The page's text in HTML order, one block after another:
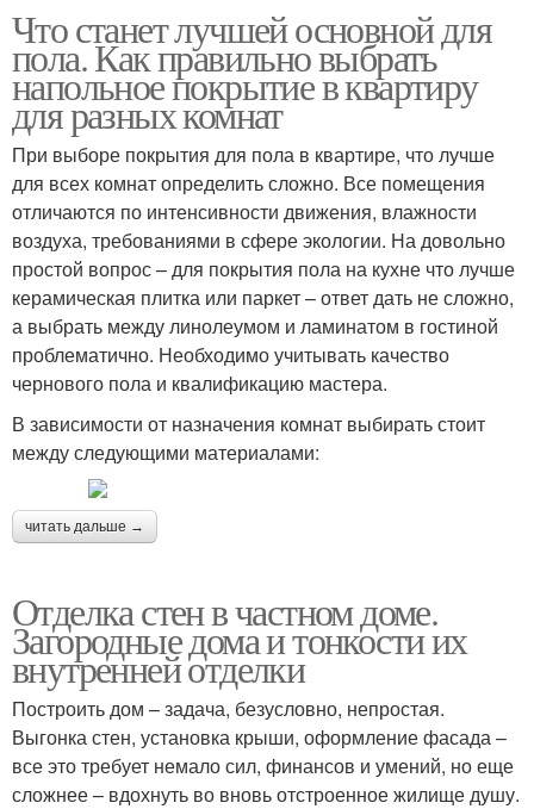
Что станет лучшей основной для
пола. Как правильно выбрать
напольное покрытие в квартиру
для разных комнат
При выборе покрытия для пола в квартире, что лучше
для всех комнат определить сложно. Все помещения
отличаются по интенсивности движения, влажности
воздуха, требованиями в сфере экологии. На довольно
простой вопрос – для покрытия пола на кухне что лучше
керамическая плитка или паркет – ответ дать не сложно,
а выбрать между линолеумом и ламинатом в гостиной
проблематично. Необходимо учитывать качество
чернового пола и квалификацию мастера.
В зависимости от назначения комнат выбирать стоит
между следующими материалами:
читать дальше →
Отделка стен в частном доме.
Загородные дома и тонкости их
внутренней отделки
Построить дом – задача, безусловно, непростая.
Выгонка стен, установка крыши, оформление фасада –
все это требует немало сил, финансов и умений, но еще
сложнее – вдохнуть во вновь отстроенное жилище душу.